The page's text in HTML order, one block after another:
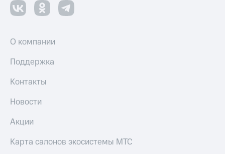
О компании
Поддержка
Контакты
Новости
Акции
Карта салонов экосистемы МТС